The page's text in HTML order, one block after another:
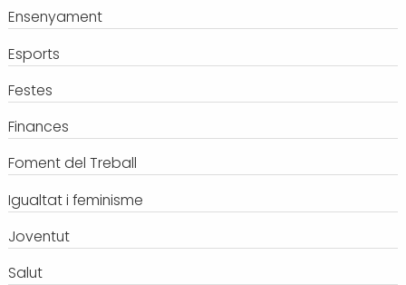
Transport i mobilitat
Ensenyament
Esports
Festes
Finances
Foment del Treball
Igualtat i feminisme
Joventut
Salut